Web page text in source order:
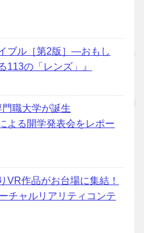
ブル［第2版］―おもし
113の「レンズ」』
職大学が誕生
よる開学発表会をレポー
VR作品がお台場に集結！
チャルリアリティコンテ